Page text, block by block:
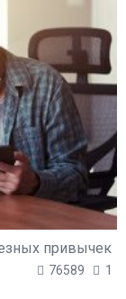
привычек
76589 1